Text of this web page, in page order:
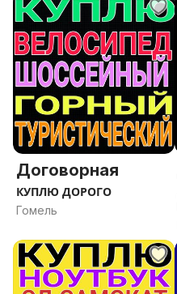
Договорная
КУПЛЮ ДОРОГО
Гомель